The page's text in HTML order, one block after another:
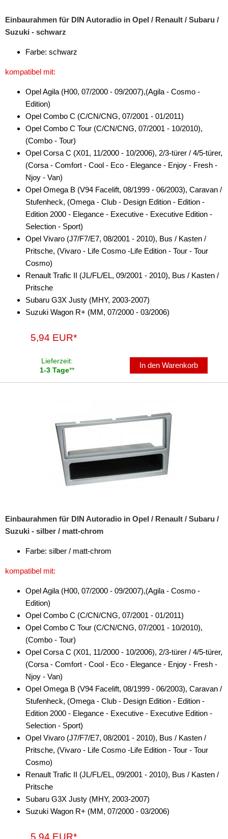
Radioblenden
für Acura
für Alfa Romeo
für BMW
für Buick
für Cadillac
für Chevrolet
für Chrysler
für Citroen
für Daewoo
für Daihatsu
für Eagle
für Ford
für GMC
für Harley Davidson
für Hummer
für Hyundai
für Jaguar
für Jeep
für Kia
für Lancia
für Land Rover
für Lexus
für Lincoln
für MAN
für Mazda
für Mercedes-Benz
für Mercury
für Mini
für Mitsubishi
für Nissan
für Oldsmobile
für Opel
Einbaurahmen für DIN Autoradio in Opel / Renault / Subaru /
Suzuki - schwarz
Farbe: schwarz
kompatibel mit:
Opel Agila (H00, 07/2000 - 09/2007),(Agila - Cosmo -
Edition)
Opel Combo C (C/CN/CNG, 07/2001 - 01/2011)
Opel Combo C Tour (C/CN/CNG, 07/2001 - 10/2010),
(Combo - Tour)
Opel Corsa C (X01, 11/2000 - 10/2006), 2/3-türer / 4/5-türer,
(Corsa - Comfort - Cool - Eco - Elegance - Enjoy - Fresh -
Njoy - Van)
Opel Omega B (V94 Facelift, 08/1999 - 06/2003), Caravan /
Stufenheck, (Omega - Club - Design Edition - Edition -
Edition 2000 - Elegance - Executive - Executive Edition -
Selection - Sport)
Opel Vivaro (J7/F7/E7, 08/2001 - 2010), Bus / Kasten /
Pritsche, (Vivaro - Life Cosmo -Life Edition - Tour - Tour
Cosmo)
Renault Trafic II (JL/FL/EL, 09/2001 - 2010), Bus / Kasten /
Pritsche
Subaru G3X Justy (MHY, 2003-2007)
Suzuki Wagon R+ (MM, 07/2000 - 03/2006)
5,94 EUR*
Lieferzeit:
1-3 Tage**
In den Warenkorb
Einbaurahmen für DIN Autoradio in Opel / Renault / Subaru /
Suzuki - silber / matt-chrom
Farbe: silber / matt-chrom
kompatibel mit:
Opel Agila (H00, 07/2000 - 09/2007),(Agila - Cosmo -
Edition)
Opel Combo C (C/CN/CNG, 07/2001 - 01/2011)
Opel Combo C Tour (C/CN/CNG, 07/2001 - 10/2010),
(Combo - Tour)
Opel Corsa C (X01, 11/2000 - 10/2006), 2/3-türer / 4/5-türer,
(Corsa - Comfort - Cool - Eco - Elegance - Enjoy - Fresh -
Njoy - Van)
Opel Omega B (V94 Facelift, 08/1999 - 06/2003), Caravan /
Stufenheck, (Omega - Club - Design Edition - Edition -
Edition 2000 - Elegance - Executive - Executive Edition -
Selection - Sport)
Opel Vivaro (J7/F7/E7, 08/2001 - 2010), Bus / Kasten /
Pritsche, (Vivaro - Life Cosmo -Life Edition - Tour - Tour
Cosmo)
Renault Trafic II (JL/FL/EL, 09/2001 - 2010), Bus / Kasten /
Pritsche
Subaru G3X Justy (MHY, 2003-2007)
Suzuki Wagon R+ (MM, 07/2000 - 03/2006)
5,94 EUR*